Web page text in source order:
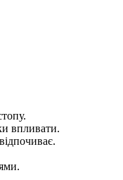
впливати.